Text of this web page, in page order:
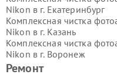
Ремонт
Nikon в г. Екатеринбург
Комплексная чистка
Nikon в г. Казань
Комплексная чистка
Nikon в г. Воронеж
Комплексная чистка